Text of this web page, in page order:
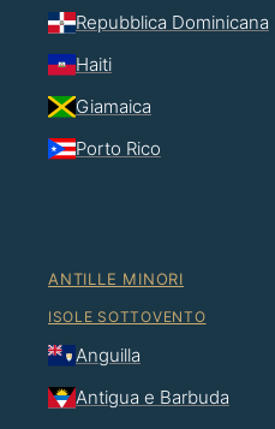
Repubblica Dominicana
Haiti
Giamaica
Porto Rico
ANTILLE MINORI
ISOLE SOTTOVENTO
Anguilla
Antigua e Barbuda